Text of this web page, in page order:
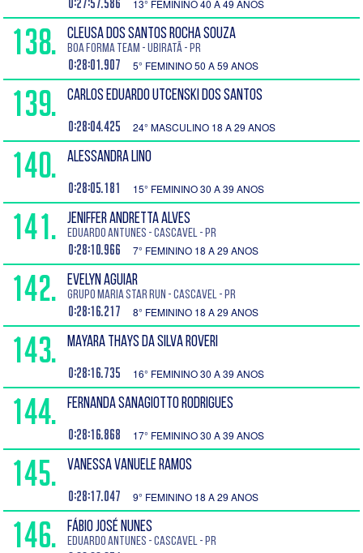
0:27:57.586 13° FEMININO 40 A 49 ANOS
138. CLEUSA DOS SANTOS ROCHA SOUZA
Boa Forma Team - Ubiratã - PR
0:28:01.907 5° FEMININO 50 A 59 ANOS
139. CARLOS EDUARDO UTCENSKI DOS SANTOS
0:28:04.425 24° MASCULINO 18 A 29 ANOS
140. ALESSANDRA LINO
0:28:05.181 15° FEMININO 30 A 39 ANOS
141. JENIFFER ANDRETTA ALVES
EDUARDO ANTUNES - Cascavel - PR
0:28:10.966 7° FEMININO 18 A 29 ANOS
142. EVELYN AGUIAR
Grupo Maria Star Run - Cascavel - PR
0:28:16.217 8° FEMININO 18 A 29 ANOS
143. MAYARA THAYS DA SILVA ROVERI
0:28:16.735 16° FEMININO 30 A 39 ANOS
144. FERNANDA SANAGIOTTO RODRIGUES
0:28:16.868 17° FEMININO 30 A 39 ANOS
145. VANESSA VANUELE RAMOS
0:28:17.047 9° FEMININO 18 A 29 ANOS
146. FÁBIO JOSÉ NUNES
EDUARDO ANTUNES - Cascavel - PR